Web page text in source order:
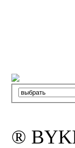
®